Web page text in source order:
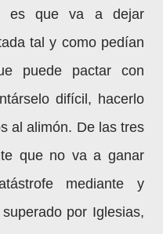
es que va a dejar
tal y como pedían
puede pactar con
difícil, hacerlo
al alimón. De las tres
que no va a ganar
mediante y
por Iglesias,